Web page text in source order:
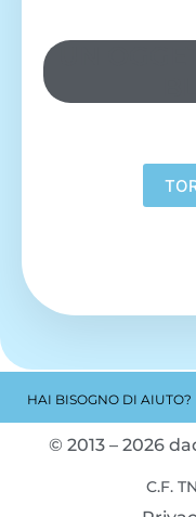
HAI BISOGNO DI AIUTO?
© 2013 – 2026
C.F.